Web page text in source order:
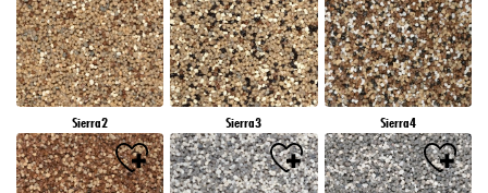
Sierra2 Sierra3 Sierra4